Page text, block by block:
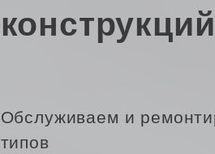
конструкций
Обслуживаем и
типов